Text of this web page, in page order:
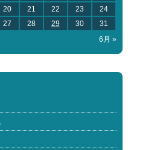
20 21 22 23
24
27 28 29 30
31
6月 »